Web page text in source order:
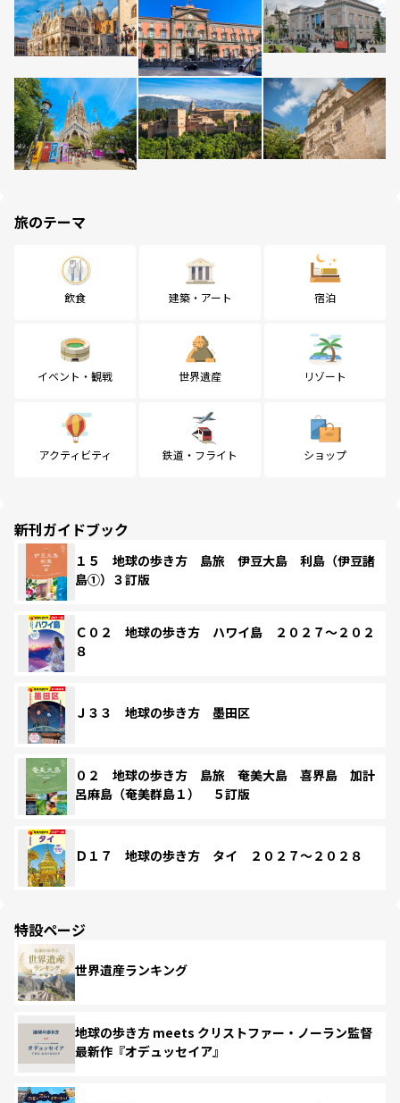
旅のテーマ
飲食 建築・アート 宿泊
イベント・観戦 世界遺産 リゾート
アクティビティ 鉄道・フライト ショップ
新刊ガイドブック
１５ 地球の歩き方 島旅 伊豆大島 利島（伊豆諸
島①）３訂版
Ｃ０２ 地球の歩き方 ハワイ島 ２０２７～２０２
８
Ｊ３３ 地球の歩き方 墨田区
０２ 地球の歩き方 島旅 奄美大島 喜界島 加計
呂麻島（奄美群島１） ５訂版
Ｄ１７ 地球の歩き方 タイ ２０２７～２０２８
特設ページ
世界遺産ランキング
地球の歩き方 meets クリストファー・ノーラン監督
最新作『オデュッセイア』